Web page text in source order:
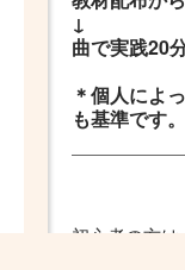
↓
曲で実践20
＊個人によ
も基準です。
初心者の方は